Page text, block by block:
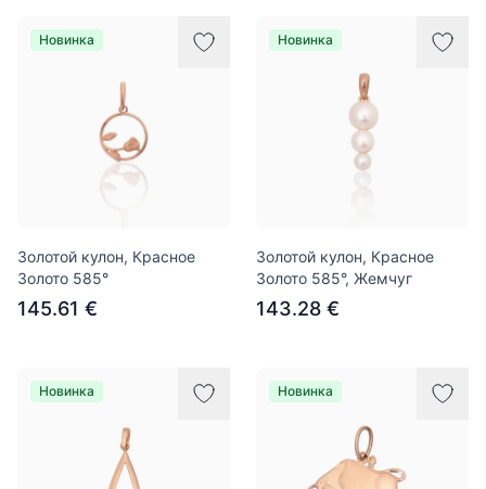
Новинка
Золотой кулон, Красное
Золото 585°
145.61 €
Новинка
Золотой кулон, Красное
Золото 585°, Жемчуг
143.28 €
Новинка Новинка